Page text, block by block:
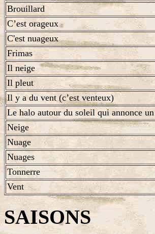
Brouillard
C’est orageux
C'est nuageux
Frimas
Il neige
Il pleut
Il y a du vent (c’est venteux)
Le halo autour du soleil qui annonce
Neige
Nuage
Nuages
Tonnerre
Vent
SAISONS